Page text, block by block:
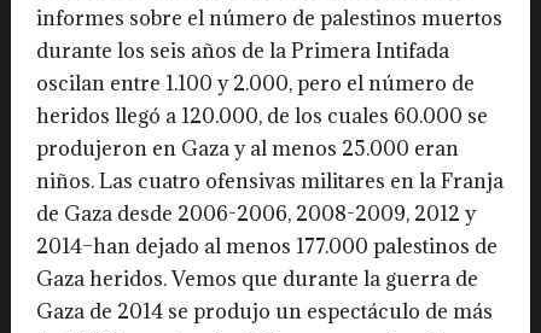
informes sobre el número de palestinos muertos
durante los seis años de la Primera Intifada
oscilan entre 1.100 y 2.000, pero el número de
heridos llegó a 120.000, de los cuales 60.000 se
produjeron en Gaza y al menos 25.000 eran
niños. Las cuatro ofensivas militares en la Franja
de Gaza desde 2006-2006, 2008-2009, 2012 y
2014–han dejado al menos 177.000 palestinos de
Gaza heridos. Vemos que durante la guerra de
Gaza de 2014 se produjo un espectáculo de más